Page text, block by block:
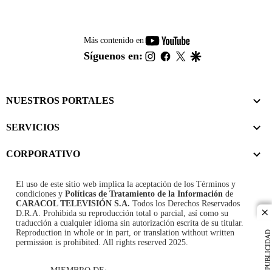
PUBLICIDAD
Más contenido en
youtube-
footer
Síguenos en: instagram
facebook
twitter
NUESTROS PORTALES
SERVICIOS
CORPORATIVO
El uso de este sitio web implica la aceptación de los Términos y
condiciones y Políticas de Tratamiento de la Información de
CARACOL TELEVISIÓN S.A. Todos los Derechos Reservados
D.R.A. Prohibida su reproducción total o parcial, así como su
traducción a cualquier idioma sin autorización escrita de su titular.
Reproduction in whole or in part, or translation without written
permission is prohibited. All rights reserved 2025.